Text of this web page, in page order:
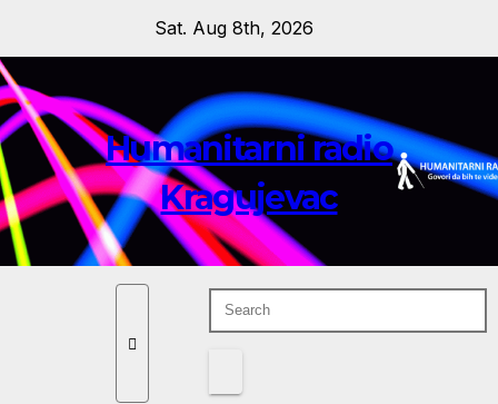
content
Sat. Aug 8th, 2026
Humanitarni radio
Kragujevac